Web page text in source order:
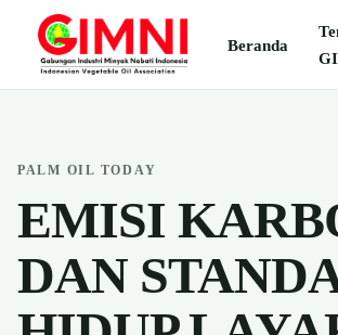
Beranda
PALM OIL TODAY
EMISI
DAN